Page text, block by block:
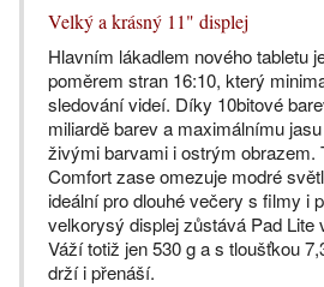
Velký a krásný 11" displej
Hlavním lákadlem nového tabletu
poměrem stran 16:10, který
sledování videí. Díky 10bitové
miliardě barev a maximálnímu
živými barvami i ostrým obrazem.
Comfort zase omezuje modré
ideální pro dlouhé večery s filmy i
velkorysý displej zůstává Pad Lite
Váží totiž jen 530 g a s tloušťkou
drží i přenáší.